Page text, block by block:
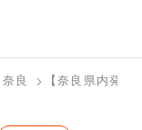
奈良 【奈良県内発